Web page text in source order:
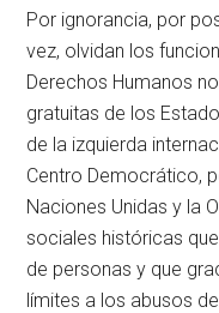
Por ignorancia, por
vez, olvidan los
Derechos Humanos
gratuitas de los
de la izquierda
Centro Democrático,
Naciones Unidas y la
sociales históricas
de personas y que
límites a los abusos